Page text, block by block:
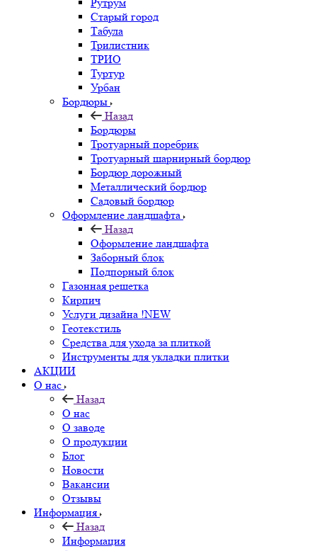
Старый город
Табула
Трилистник
ТРИО
Туртур
Урбан
Бордюры
Назад
Бордюры
Тротуарный поребрик
Тротуарный шарнирный бордюр
Бордюр дорожный
Металлический бордюр
Садовый бордюр
Оформление ландшафта
Назад
Оформление ландшафта
Заборный блок
Подпорный блок
Газонная решетка
Кирпич
Услуги дизайна !NEW
Геотекстиль
Средства для ухода за плиткой
Инструменты для укладки плитки
АКЦИИ
О нас
Назад
О нас
О заводе
О продукции
Блог
Новости
Вакансии
Отзывы
Информация
Назад
Информация